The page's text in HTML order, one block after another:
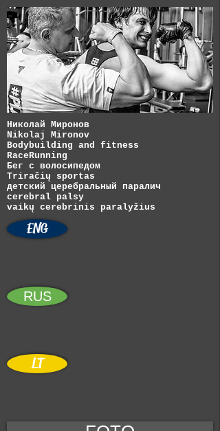
Николай Миронов
Nikolaj Mironov
Bodybuilding and fitness
RaceRunning
Бег с волосипедом
Triračių sportas
детский церебральный паралич
cerebral palsy
vaikų cerebrinis paralyžius
ENG
RUS
LT